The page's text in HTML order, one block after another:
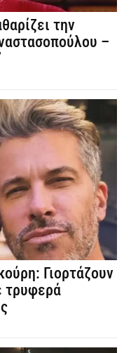
την
–
Γιορτάζουν
τρυφερά